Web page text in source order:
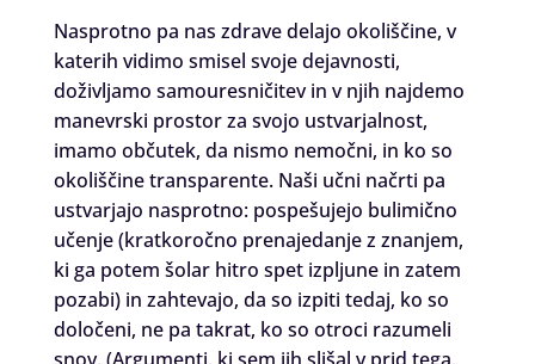
Nasprotno pa nas zdrave delajo okoliščine, v
katerih vidimo smisel svoje dejavnosti,
doživljamo samouresničitev in v njih najdemo
manevrski prostor za svojo ustvarjalnost,
imamo občutek, da nismo nemočni, in ko so
okoliščine transparente. Naši učni načrti pa
ustvarjajo nasprotno: pospešujejo bulimično
učenje (kratkoročno prenajedanje z znanjem,
ki ga potem šolar hitro spet izpljune in zatem
pozabi) in zahtevajo, da so izpiti tedaj, ko so
določeni, ne pa takrat, ko so otroci razumeli